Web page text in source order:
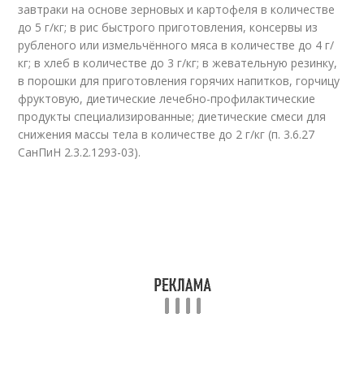
завтраки на основе зерновых и картофеля в количестве
до 5 г/кг; в рис быстрого приготовле­ния, консервы из
рубленого или измельчённого мяса в количе­стве до 4 г/
кг; в хлеб в количестве до 3 г/кг; в жевательную ре­зинку,
в порошки для приготовления горячих напитков, горчицу
фруктовую, диетические лечебно-профилактические
продукты специализированные; диетические смеси для
снижения массы тела в количестве до 2 г/кг (п. 3.6.27
СанПиН 2.3.2.1293-03).